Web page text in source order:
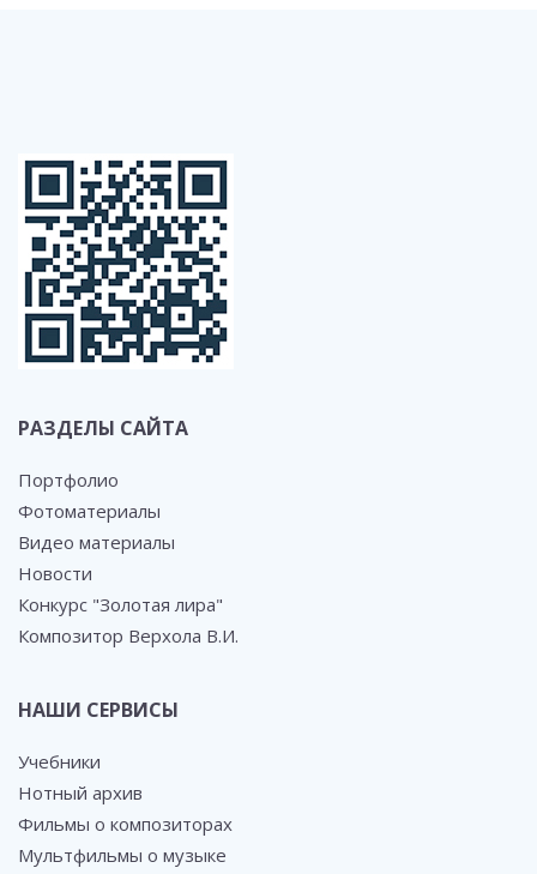
РАЗДЕЛЫ САЙТА
Портфолио
Фотоматериалы
Видео материалы
Новости
Конкурс "Золотая лира"
Композитор Верхола В.И.
НАШИ СЕРВИСЫ
Учебники
Нотный архив
Фильмы о композиторах
Мультфильмы о музыке